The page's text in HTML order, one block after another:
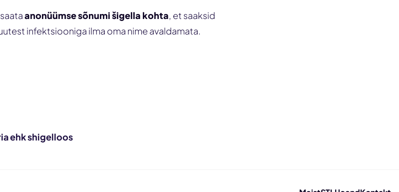
anonüümse sõnumi šigella kohta , et saaksid
infektsiooniga ilma oma nime avaldamata.
ehk shigelloos